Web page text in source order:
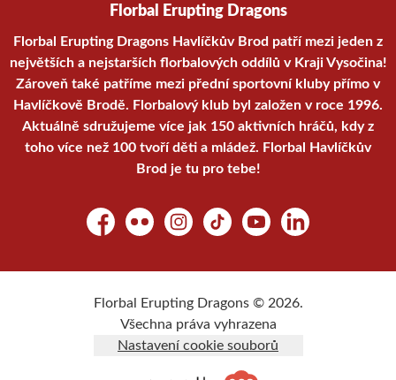
Florbal Erupting Dragons
Florbal Erupting Dragons Havlíčkův Brod patří mezi jeden z
největších a nejstarších florbalových oddílů v Kraji Vysočina!
Zároveň také patříme mezi přední sportovní kluby přímo v
Havlíčkově Brodě. Florbalový klub byl založen v roce 1996.
Aktuálně sdružujeme více jak 150 aktivních hráčů, kdy z
toho více než 100 tvoří děti a mládež. Florbal Havlíčkův
Brod je tu pro tebe!
FacebookFlickr Instagram
TikTok YouTubeLinkedIn
Florbal Erupting Dragons © 2026.
Všechna práva vyhrazena
Nastavení cookie souborů